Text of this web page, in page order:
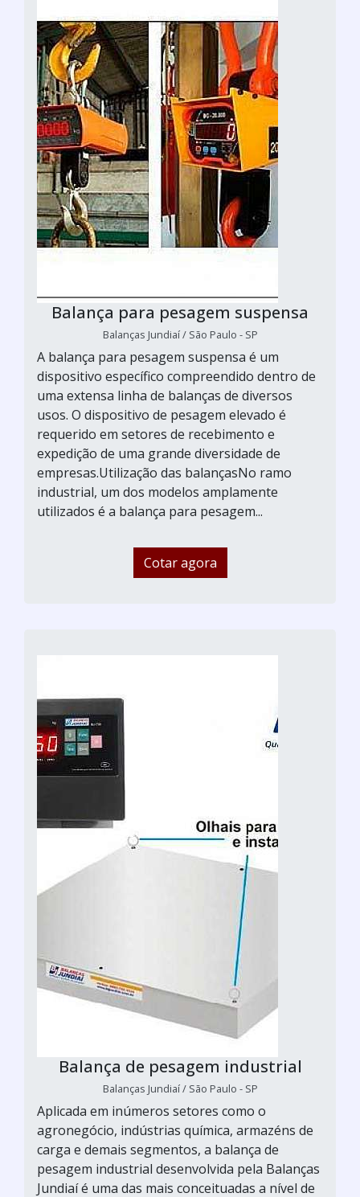
Balança para pesagem suspensa
Balanças Jundiaí / São Paulo - SP
A balança para pesagem suspensa é um
dispositivo específico compreendido dentro de
uma extensa linha de balanças de diversos
usos. O dispositivo de pesagem elevado é
requerido em setores de recebimento e
expedição de uma grande diversidade de
empresas.Utilização das balançasNo ramo
industrial, um dos modelos amplamente
utilizados é a balança para pesagem...
Cotar agora
Balança de pesagem industrial
Balanças Jundiaí / São Paulo - SP
Aplicada em inúmeros setores como o
agronegócio, indústrias química, armazéns de
carga e demais segmentos, a balança de
pesagem industrial desenvolvida pela Balanças
Jundiaí é uma das mais conceituadas a nível de